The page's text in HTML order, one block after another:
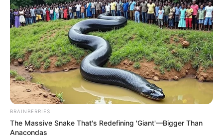
BRAINBERRIES
The Massive Snake That's Redefining 'Giant'—Bigger Than
Anacondas